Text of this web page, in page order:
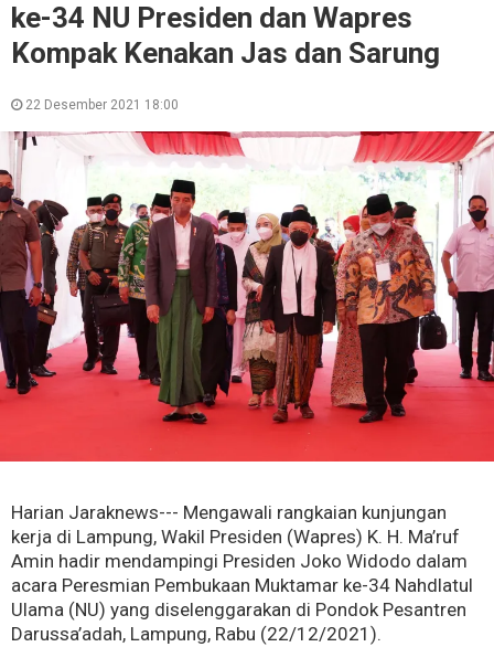
ke-34 NU Presiden dan Wapres
Kompak Kenakan Jas dan Sarung
22 Desember 2021 18:00
Harian Jaraknews--- Mengawali rangkaian kunjungan
kerja di Lampung, Wakil Presiden (Wapres) K. H. Ma’ruf
Amin hadir mendampingi Presiden Joko Widodo dalam
acara Peresmian Pembukaan Muktamar ke-34 Nahdlatul
Ulama (NU) yang diselenggarakan di Pondok Pesantren
Darussa’adah, Lampung, Rabu (22/12/2021).